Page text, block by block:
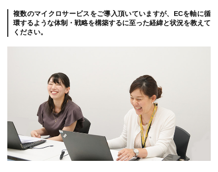
複数のマイクロサービスをご導入頂いていますが、ECを軸に循
環するような体制・戦略を構築するに至った経緯と状況を教えて
ください。